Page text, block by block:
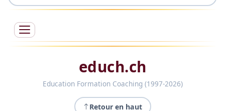
educh.ch
Education Formation Coaching (1997-2026)
Retour en haut